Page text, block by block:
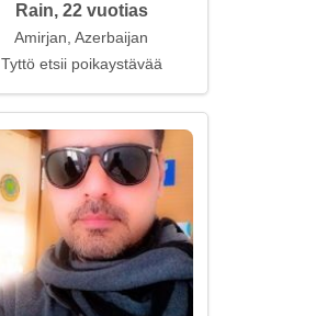
Rain, 22 vuotias
Amirjan, Azerbaijan
Tyttö etsii poikaystävää